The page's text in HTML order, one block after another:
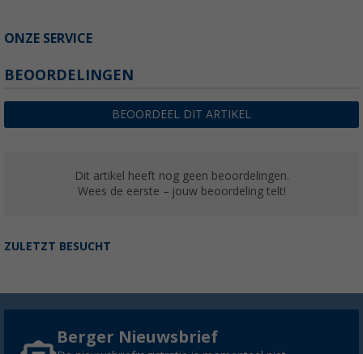
ONZE SERVICE
BEOORDELINGEN
BEOORDEEL DIT ARTIKEL
Dit artikel heeft nog geen beoordelingen.
Wees de eerste – jouw beoordeling telt!
ZULETZT BESUCHT
Berger Nieuwsbrief